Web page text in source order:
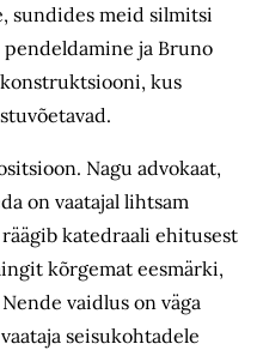
sundides meid silmitsi
pendeldamine ja Bruno
kus
Nagu advokaat,
on vaatajal lihtsam
katedraali ehitusest
kõrgemat eesmärki,
vaidlus on väga
seisukohtadele